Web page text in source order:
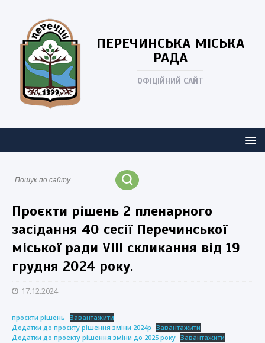
ПЕРЕЧИНСЬКА МІСЬКА
РАДА
ОФІЦІЙНИЙ САЙТ
Проєкти рішень 2 пленарного
засідання 40 сесії Перечинської
міської ради VIII скликання від 19
грудня 2024 року.
17.12.2024
проєкти рішень
Завантажити
Додатки до проєкту рішення зміни 2024р
Завантажити
Додатки до проекту рішення зміни до 2025 року Завантажити